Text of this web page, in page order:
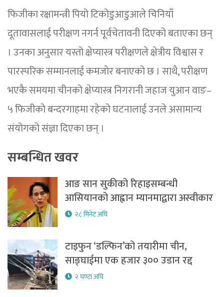
फिजीका रक्षामन्त्री पियो टिकोडुआडुआले चिनियाँ
दूतावासलाई परीक्षण नगर्न पूर्वचेतावनी दिएको बताएका छन्
। उनका अनुसार यस्तो क्षेप्यास्त्र परीक्षणले क्षेत्रीय विश्वास र
पारस्परिक सम्मानलाई कमजोर बनाएको छ । साथै, परीक्षण
भएकै समयमा चीनको क्षेप्यास्त्र निगरानी जहाज युआन वाङ–
५ फिजीको बन्दरगाहमा रहेको घटनालाई उनले असामान्य
संयोगको संज्ञा दिएका छन् ।
सम्बन्धित खवर
आङ सान सुकीको रिहाइसम्बन्धी
आसियानको आह्वान म्यानमाद्वारा अस्वीकार
२८ मिनेट अघि
टाइफुन ‘डल्फिन’को तयारीमा चीन,
साङ्घाईमा एक हजार ३०० उडान रद्द
२ घण्टा अघि